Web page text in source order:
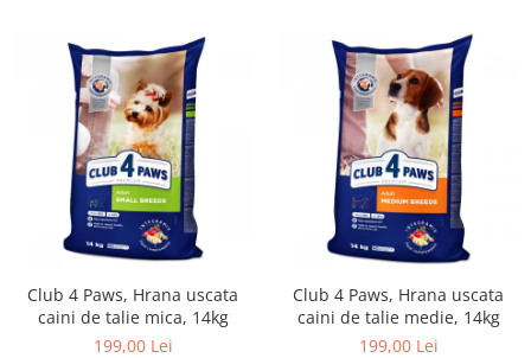
Club 4 Paws, Hrana uscata
caini de talie mica, 14kg
199,00 Lei
Club 4 Paws, Hrana uscata
caini de talie medie, 14kg
199,00 Lei